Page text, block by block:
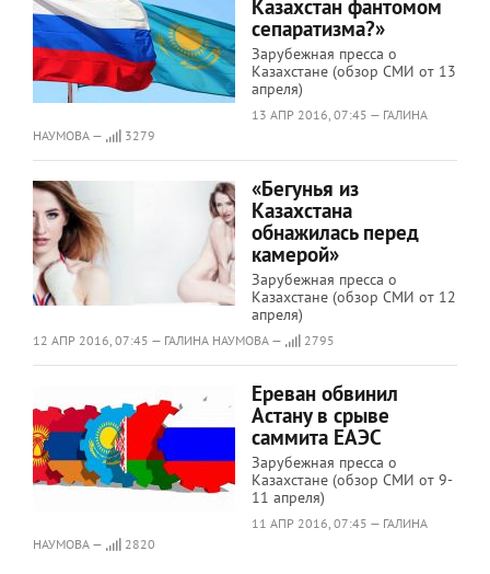
Казахстан фантомом
сепаратизма?»
Зарубежная пресса о
Казахстане (обзор СМИ от 13
апреля)
13 АПР 2016, 07:45 — ГАЛИНА
НАУМОВА —
3279
«Бегунья из
Казахстана
обнажилась перед
камерой»
Зарубежная пресса о
Казахстане (обзор СМИ от 12
апреля)
12 АПР 2016, 07:45 — ГАЛИНА НАУМОВА — 2795
Ереван обвинил
Астану в срыве
саммита ЕАЭС
Зарубежная пресса о
Казахстане (обзор СМИ от 9-
11 апреля)
11 АПР 2016, 07:45 — ГАЛИНА
НАУМОВА —
2820